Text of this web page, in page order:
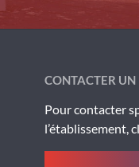
CONTACTER UN
Pour contacter
l’établissement,